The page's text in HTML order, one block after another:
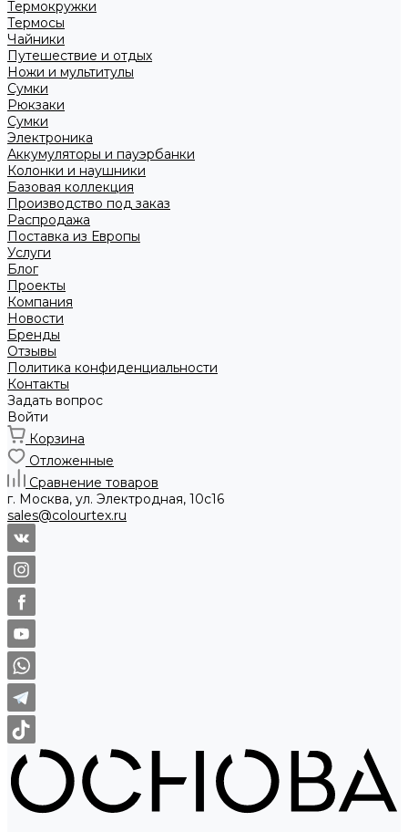
Термокружки
Термосы
Чайники
Путешествие и отдых
Ножи и мультитулы
Сумки
Рюкзаки
Сумки
Электроника
Аккумуляторы и пауэрбанки
Колонки и наушники
Базовая коллекция
Производство под заказ
Распродажа
Поставка из Европы
Услуги
Блог
Проекты
Компания
Новости
Бренды
Отзывы
Политика конфиденциальности
Контакты
Задать вопрос
Войти
Корзина
Отложенные
Сравнение товаров
г. Москва, ул. Электродная, 10с16
sales@colourtex.ru